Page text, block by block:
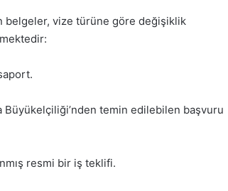
belgeler, vize türüne göre değişiklik
temin edilebilen başvuru
resmi bir iş teklifi.